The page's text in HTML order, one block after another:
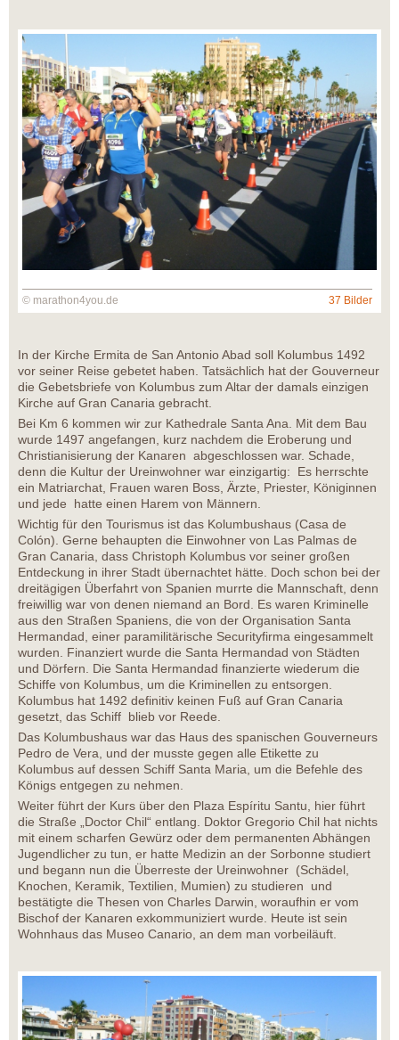
© marathon4you.de 37 Bilder
In der Kirche Ermita de San Antonio Abad soll Kolumbus 1492
vor seiner Reise gebetet haben. Tatsächlich hat der Gouverneur
die Gebetsbriefe von Kolumbus zum Altar der damals einzigen
Kirche auf Gran Canaria gebracht.
Bei Km 6 kommen wir zur Kathedrale Santa Ana. Mit dem Bau
wurde 1497 angefangen, kurz nachdem die Eroberung und
Christianisierung der Kanaren abgeschlossen war. Schade,
denn die Kultur der Ureinwohner war einzigartig: Es herrschte
ein Matriarchat, Frauen waren Boss, Ärzte, Priester, Königinnen
und jede hatte einen Harem von Männern.
Wichtig für den Tourismus ist das Kolumbushaus (Casa de
Colón). Gerne behaupten die Einwohner von Las Palmas de
Gran Canaria, dass Christoph Kolumbus vor seiner großen
Entdeckung in ihrer Stadt übernachtet hätte. Doch schon bei der
dreitägigen Überfahrt von Spanien murrte die Mannschaft, denn
freiwillig war von denen niemand an Bord. Es waren Kriminelle
aus den Straßen Spaniens, die von der Organisation Santa
Hermandad, einer paramilitärische Securityfirma eingesammelt
wurden. Finanziert wurde die Santa Hermandad von Städten
und Dörfern. Die Santa Hermandad finanzierte wiederum die
Schiffe von Kolumbus, um die Kriminellen zu entsorgen.
Kolumbus hat 1492 definitiv keinen Fuß auf Gran Canaria
gesetzt, das Schiff blieb vor Reede.
Das Kolumbushaus war das Haus des spanischen Gouverneurs
Pedro de Vera, und der musste gegen alle Etikette zu
Kolumbus auf dessen Schiff Santa Maria, um die Befehle des
Königs entgegen zu nehmen.
Weiter führt der Kurs über den Plaza Espíritu Santu, hier führt
die Straße „Doctor Chil“ entlang. Doktor Gregorio Chil hat nichts
mit einem scharfen Gewürz oder dem permanenten Abhängen
Jugendlicher zu tun, er hatte Medizin an der Sorbonne studiert
und begann nun die Überreste der Ureinwohner (Schädel,
Knochen, Keramik, Textilien, Mumien) zu studieren und
bestätigte die Thesen von Charles Darwin, woraufhin er vom
Bischof der Kanaren exkommuniziert wurde. Heute ist sein
Wohnhaus das Museo Canario, an dem man vorbeiläuft.